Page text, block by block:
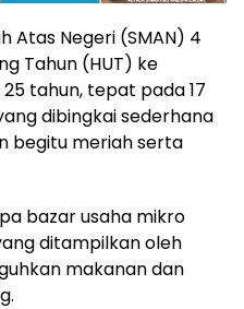
Atas Negeri (SMAN) 4
Tahun (HUT) ke
tahun, tepat pada 17
dibingkai sederhana
begitu meriah serta
bazar usaha mikro
ditampilkan oleh
makanan dan